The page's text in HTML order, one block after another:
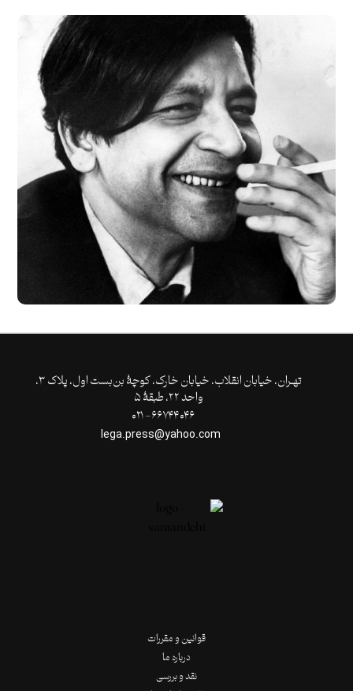
تهـران،‌ خیابان انقلاب، خیابان خارک، کوچۀ بن‌بست اول، پلاک ۳،
واحد ۲۲، طبقۀ ۵
قوانین و مقررات
درباره ما
نقد و بررسی